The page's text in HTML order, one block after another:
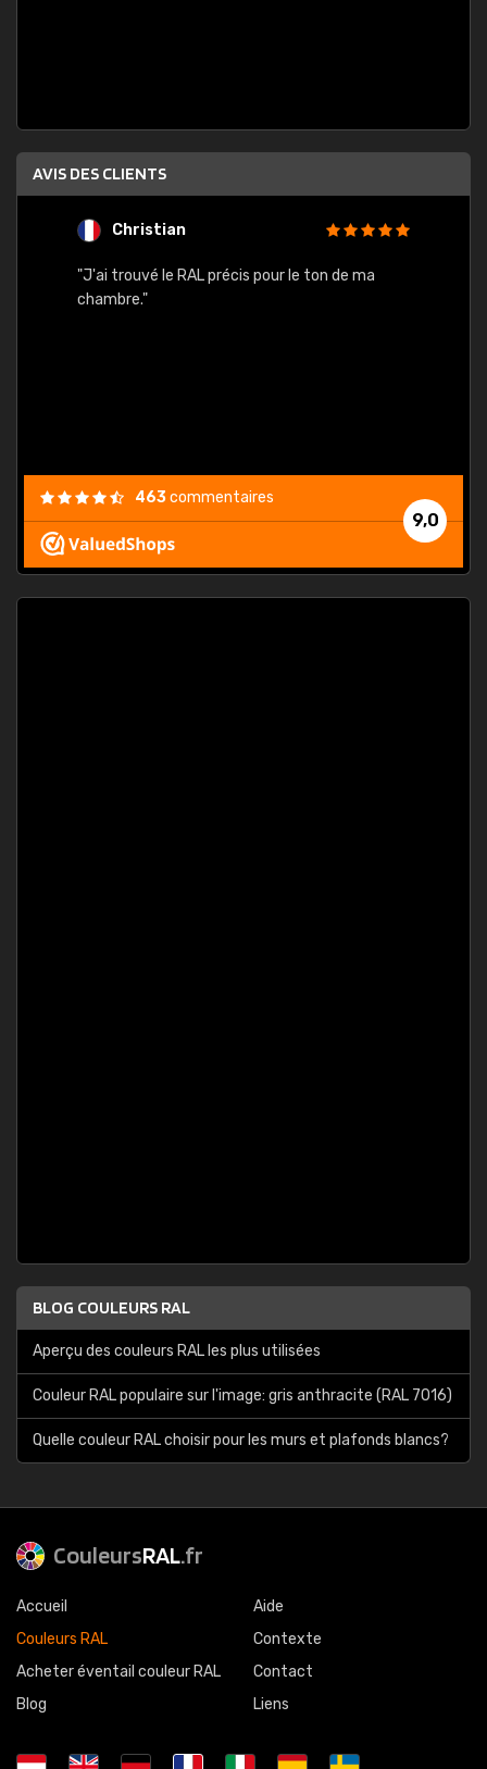
AVIS DES CLIENTS
Christian
"J'ai trouvé le RAL précis pour le ton de ma
chambre."
9,0
463commentaires
BLOG COULEURS RAL
Aperçu des couleurs RAL les plus utilisées
Couleur RAL populaire sur l'image: gris anthracite (RAL 7016)
Quelle couleur RAL choisir pour les murs et plafonds blancs?
CouleursRAL.fr
Accueil
Couleurs RAL
Acheter éventail couleur RAL
Blog
Aide
Contexte
Contact
Liens